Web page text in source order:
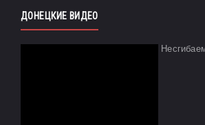
ДОНЕЦКИЕ ВИДЕО